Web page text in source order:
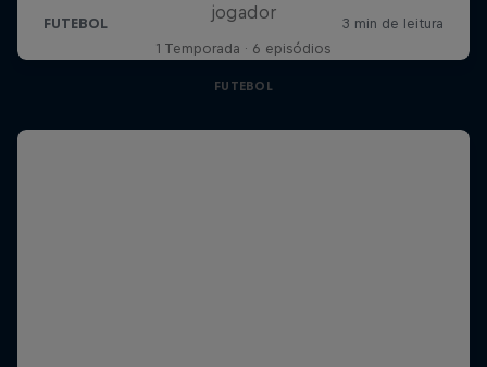
jogador
1 Temporada · 6 episódios
FUTEBOL